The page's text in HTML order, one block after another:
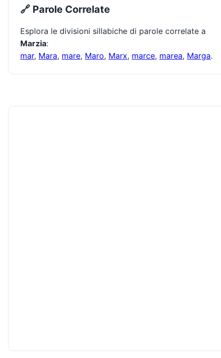
🔗 Parole Correlate
Esplora le divisioni sillabiche di parole correlate a
Marzia:
mar, Mara, mare, Maro, Marx, marce, marea, Marga.